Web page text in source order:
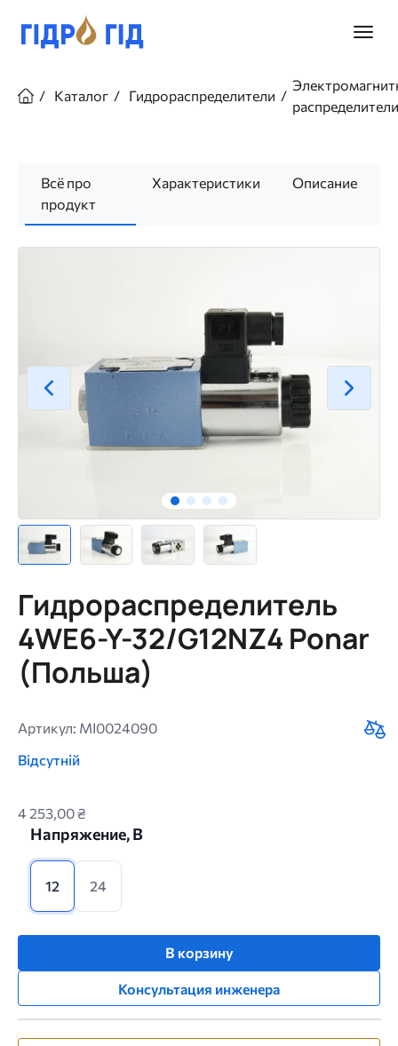
основному
Главное
навигации
Каталог Гидрораспределители
распределители
Всё про
продукт
Характеристики Описание
Гидрораспределитель
4WE6-Y-32/G12NZ4 Ponar
(Польша)
Артикул: MI0024090
Відсутній
4 253,00 ₴
Напряжение, В
12 24
В корзину
Консультация инженера